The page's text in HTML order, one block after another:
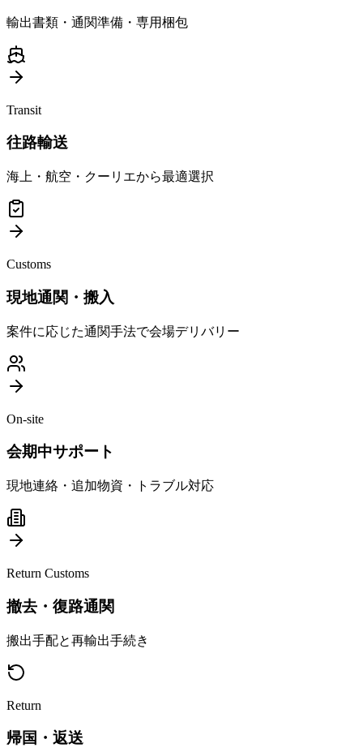
輸出書類・通関準備・専用梱包
Transit
往路輸送
海上・航空・クーリエから最適選択
Customs
現地通関・搬入
案件に応じた通関手法で会場デリバリー
On-site
会期中サポート
現地連絡・追加物資・トラブル対応
Return Customs
撤去・復路通関
搬出手配と再輸出手続き
Return
帰国・返送